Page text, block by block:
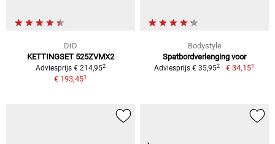
DID
KETTINGSET 525ZVMX2
Adviesprijs € 214,952
€ 193,451
Bodystyle
Spatbordverlenging voor
Adviesprijs € 35,952 € 34,151